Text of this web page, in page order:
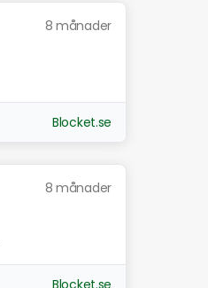
8 månader
Blocket.se
8 månader
Blocket.se